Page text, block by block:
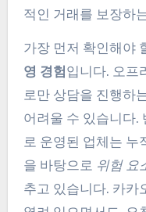
적인 거래를 보장하
가장 먼저 확인해야
영 경험입니다. 오프
로만 상담을 진행하
어려울 수 있습니다.
로 운영된 업체는 누
을 바탕으로 위험 요
추고 있습니다. 카카